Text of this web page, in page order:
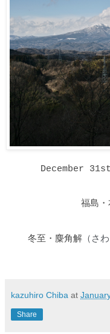
December
福島
冬至・麋角解（ さ
kazuhiro Chiba at
Share